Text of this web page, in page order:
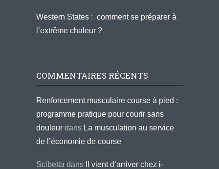
Western States : comment se préparer à
l’extrême chaleur ?
COMMENTAIRES RÉCENTS
Renforcement musculaire course à pied :
programme pratique pour courir sans
douleur dans La musculation au service
de l’économie de course
Scibetta dans
Il vient d’arriver chez i-